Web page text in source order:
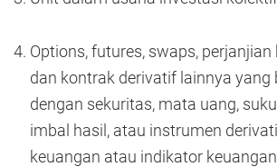
Options, futures, swaps,
dan kontrak derivatif lainnya yang
dengan sekuritas, mata uang,
imbal hasil, atau instrumen
keuangan atau indikator